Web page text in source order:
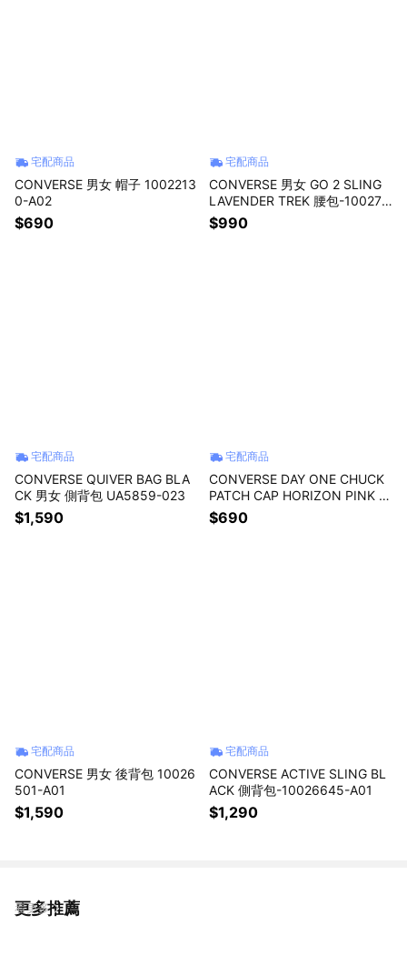
宅配商品
CONVERSE 男女 帽子 1002213
0-A02
$690
宅配商品
CONVERSE 男女 GO 2 SLING
LAVENDER TREK 腰包-100274
17-A02
$990
宅配商品
CONVERSE QUIVER BAG BLA
CK 男女 側背包 UA5859-023
$1,590
宅配商品
CONVERSE DAY ONE CHUCK
PATCH CAP HORIZON PINK 男
女 休閒帽 UA5805-AMF
$690
宅配商品
CONVERSE 男女 後背包 10026
501-A01
$1,590
宅配商品
CONVERSE ACTIVE SLING BL
ACK 側背包-10026645-A01
$1,290
更多推薦
看更多